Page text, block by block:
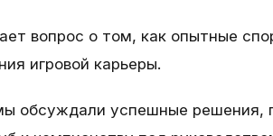
вопрос о том, как опытные
игровой карьеры.
обсуждали успешные решения,